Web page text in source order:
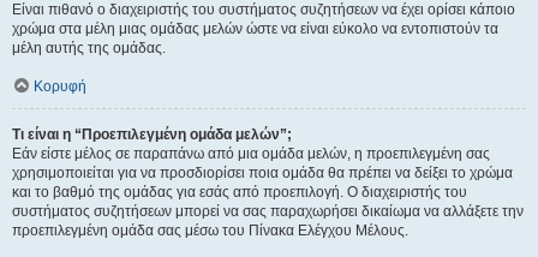
Είναι πιθανό ο διαχειριστής του συστήματος συζητήσεων να έχει ορίσει κάποιο
χρώμα στα μέλη μιας ομάδας μελών ώστε να είναι εύκολο να εντοπιστούν τα
μέλη αυτής της ομάδας.
Κορυφή
Τι είναι η “Προεπιλεγμένη ομάδα μελών”;
Εάν είστε μέλος σε παραπάνω από μια ομάδα μελών, η προεπιλεγμένη σας
χρησιμοποιείται για να προσδιορίσει ποια ομάδα θα πρέπει να δείξει το χρώμα
και το βαθμό της ομάδας για εσάς από προεπιλογή. Ο διαχειριστής του
συστήματος συζητήσεων μπορεί να σας παραχωρήσει δικαίωμα να αλλάξετε την
προεπιλεγμένη ομάδα σας μέσω του Πίνακα Ελέγχου Μέλους.